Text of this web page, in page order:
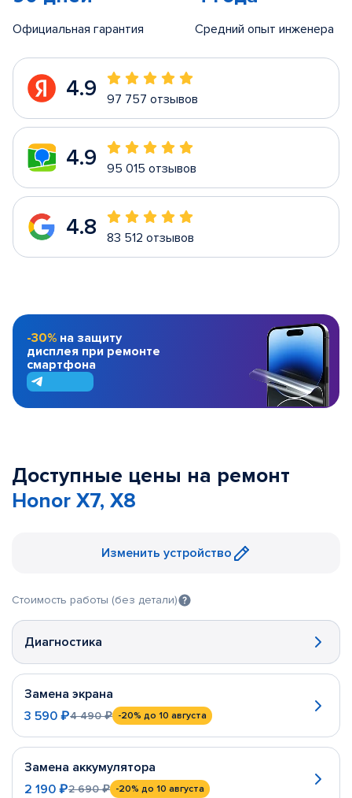
Официальная гарантия Средний опыт инженера
4.9 97 757 отзывов
4.9 95 015 отзывов
4.8 83 512 отзывов
-30% на защиту
дисплея при ремонте
смартфона
Доступные цены на ремонт
Honor X7, X8
Изменить устройство
Стоимость работы (без детали)
Диагностика
Замена экрана
3 590 ₽4 490 ₽ -20% до 10 августа
Замена аккумулятора
2 190 ₽2 690 ₽ -20% до 10 августа